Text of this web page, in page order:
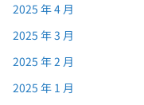
2025 年 4 月
2025 年 3 月
2025 年 2 月
2025 年 1 月